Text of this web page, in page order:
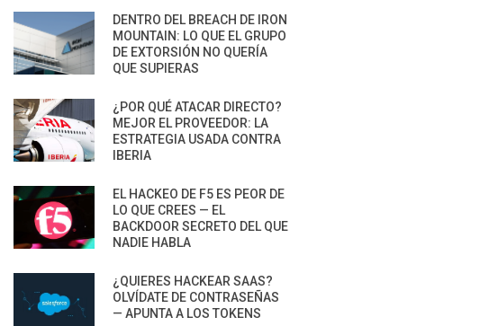
DENTRO DEL BREACH DE IRON
MOUNTAIN: LO QUE EL GRUPO
DE EXTORSIÓN NO QUERÍA
QUE SUPIERAS
¿POR QUÉ ATACAR DIRECTO?
MEJOR EL PROVEEDOR: LA
ESTRATEGIA USADA CONTRA
IBERIA
EL HACKEO DE F5 ES PEOR DE
LO QUE CREES — EL
BACKDOOR SECRETO DEL QUE
NADIE HABLA
¿QUIERES HACKEAR SAAS?
OLVÍDATE DE CONTRASEÑAS
— APUNTA A LOS TOKENS